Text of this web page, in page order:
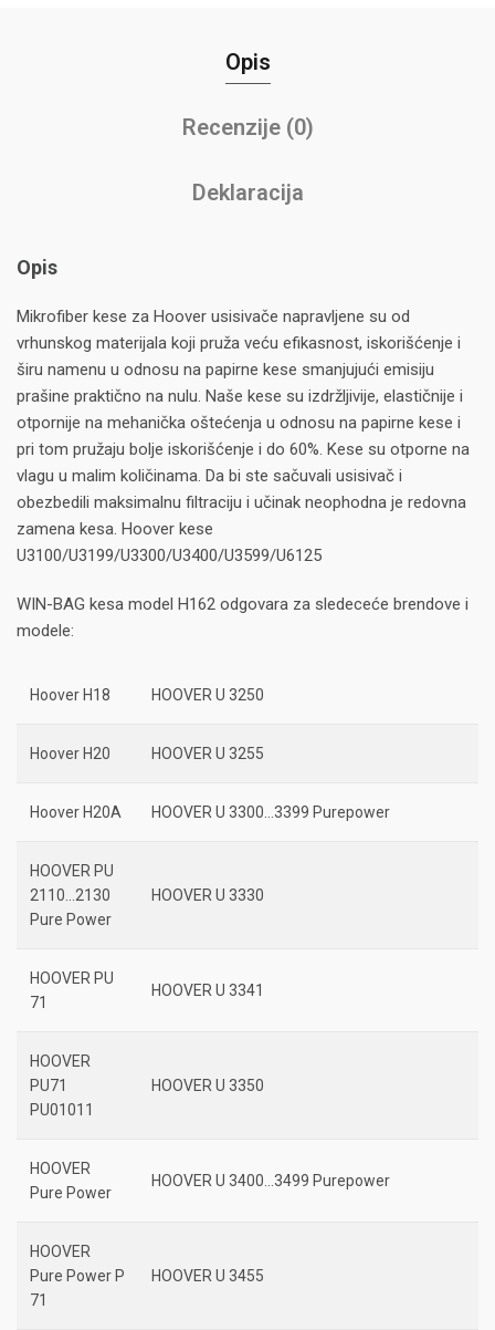
Opis
Recenzije (0)
Deklaracija
Opis
Mikrofiber kese za Hoover usisivače napravljene su od
vrhunskog materijala koji pruža veću efikasnost, iskorišćenje i
širu namenu u odnosu na papirne kese smanjujući emisiju
prašine praktično na nulu. Naše kese su izdržljivije, elastičnije i
otpornije na mehanička oštećenja u odnosu na papirne kese i
pri tom pružaju bolje iskorišćenje i do 60%. Kese su otporne na
vlagu u malim količinama. Da bi ste sačuvali usisivač i
obezbedili maksimalnu filtraciju i učinak neophodna je redovna
zamena kesa. Hoover kese
U3100/U3199/U3300/U3400/U3599/U6125
WIN-BAG kesa model H162 odgovara za sledeceće brendove i
modele:
Hoover H18 HOOVER U 3250
Hoover H20 HOOVER U 3255
Hoover H20A HOOVER U 3300…3399 Purepower
HOOVER PU
2110…2130
Pure Power
HOOVER U 3330
HOOVER PU
71
HOOVER U 3341
HOOVER
PU71
PU01011
HOOVER U 3350
HOOVER
Pure Power
HOOVER U 3400…3499 Purepower
HOOVER
Pure Power P
71
HOOVER U 3455